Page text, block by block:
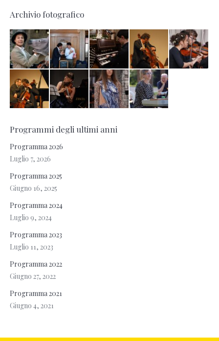
Archivio fotografico
Programmi degli ultimi anni
Programma 2026
Luglio 7, 2026
Programma 2025
Giugno 16, 2025
Programma 2024
Luglio 9, 2024
Programma 2023
Luglio 11, 2023
Programma 2022
Giugno 27, 2022
Programma 2021
Giugno 4, 2021